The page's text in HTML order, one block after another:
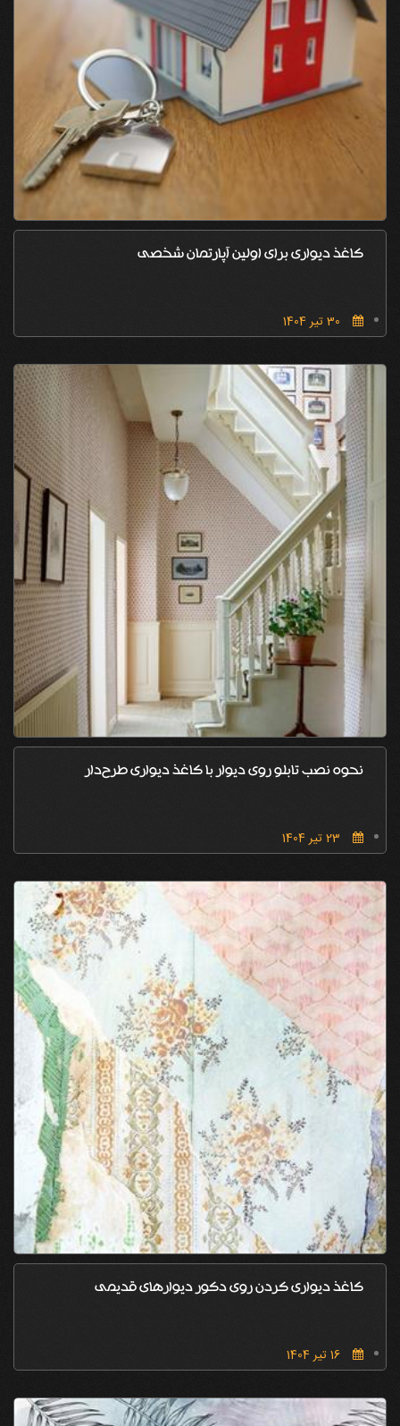
کاغذ دیواری برای اولین آپارتمان شخصی
نحوه نصب تابلو روی دیوار با کاغذ دیواری طرح‌دار
کاغذ دیواری کردن روی دکور دیوارهای قدیمی